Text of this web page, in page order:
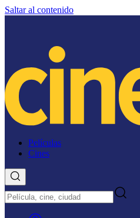
Saltar al contenido
Películas
Cines